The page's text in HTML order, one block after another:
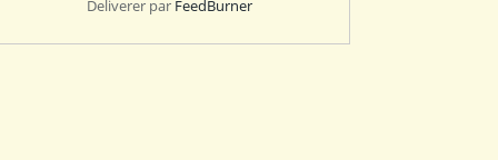
Deliverer par FeedBurner